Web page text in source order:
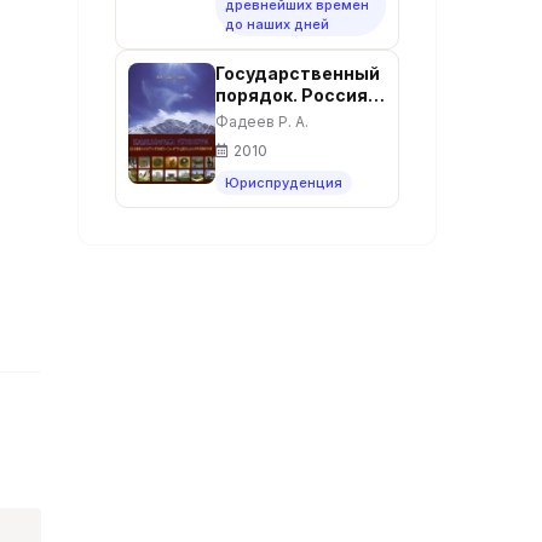
древнейших времен
до наших дней
Государственный
порядок. Россия и
Кавказ. — Москва:
Институт русской
цивилизации,
2010. — 992 с. -
ISBN 978-5-
Фадеев Р. А.
2010
Юриспруденция